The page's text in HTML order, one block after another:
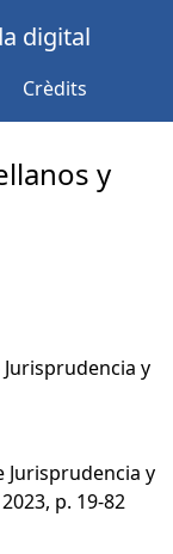
digital
Crèdits
y
y
Jurisprudencia y
p. 19-82